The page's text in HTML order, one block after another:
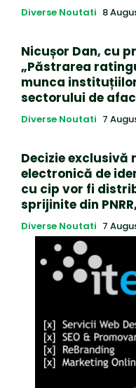
Diverse Noutati 8
Nicușor Dan, cu
„Păstrarea
munca
sectorului de
Diverse Noutati 7
Decizie
electronică de
cu cip vor fi
sprijinite din
Diverse Noutati 7